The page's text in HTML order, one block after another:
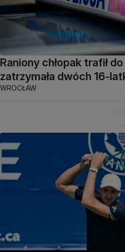
Raniony chłopak trafił
zatrzymała dwóch 16-
WROCŁAW